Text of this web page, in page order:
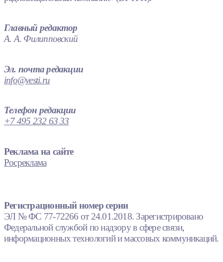
Главный редактор
А. А. Филипповский
Эл. почта редакции
info@vesti.ru
Телефон редакции
+7 495 232 63 33
Реклама на сайте
Росреклама
Регистрационный номер серии
ЭЛ № ФС 77-72266 от 24.01.2018. Зарегистрировано
Федеральной службой по надзору в сфере связи,
информационных технологий и массовых коммуникаций.